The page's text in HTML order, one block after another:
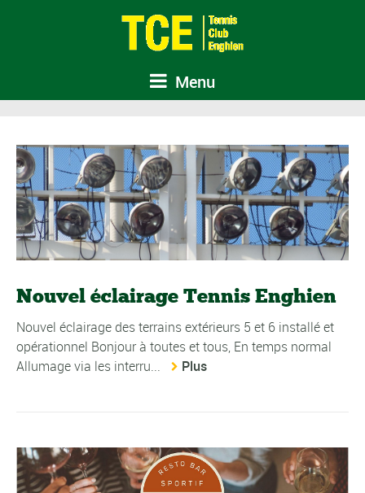
Menu
Nouvel éclairage Tennis Enghien
Nouvel éclairage des terrains extérieurs 5 et 6 installé et
opérationnel Bonjour à toutes et tous, En temps normal
Allumage via les interru...
Plus